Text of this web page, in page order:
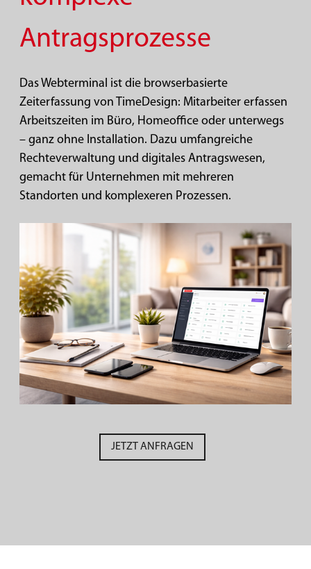
Antragsprozesse
Das Webterminal ist die browserbasierte
Zeiterfassung von TimeDesign: Mitarbeiter erfassen
Arbeitszeiten im Büro, Homeoffice oder unterwegs
– ganz ohne Installation. Dazu umfangreiche
Rechteverwaltung und digitales Antragswesen,
gemacht für Unternehmen mit mehreren
Standorten und komplexeren Prozessen.
JETZT ANFRAGEN